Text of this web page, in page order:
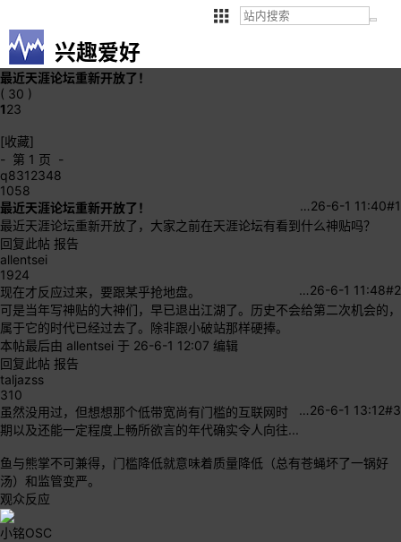
兴趣爱好
最近天涯论坛重新开放了！
( 30 )
123
[收藏]
- 第 1 页 -
q8312348
1058
#1
26-6-1 11:40
…
最近天涯论坛重新开放了！
最近天涯论坛重新开放了，大家之前在天涯论坛有看到什么神贴吗？
回复此帖 报告
allentsei
1924
#2
26-6-1 11:48
…
现在才反应过来，要跟某乎抢地盘。
可是当年写神贴的大神们，早已退出江湖了。历史不会给第二次机会的，
属于它的时代已经过去了。除非跟小破站那样硬捧。
本帖最后由 allentsei 于 26-6-1 12:07 编辑
回复此帖 报告
taljazss
310
#3
26-6-1 13:12
…
虽然没用过，但想想那个低带宽尚有门槛的互联网时
期以及还能一定程度上畅所欲言的年代确实令人向往...
鱼与熊掌不可兼得，门槛降低就意味着质量降低（总有苍蝇坏了一锅好
汤）和监管变严。
观众反应
小铭OSC